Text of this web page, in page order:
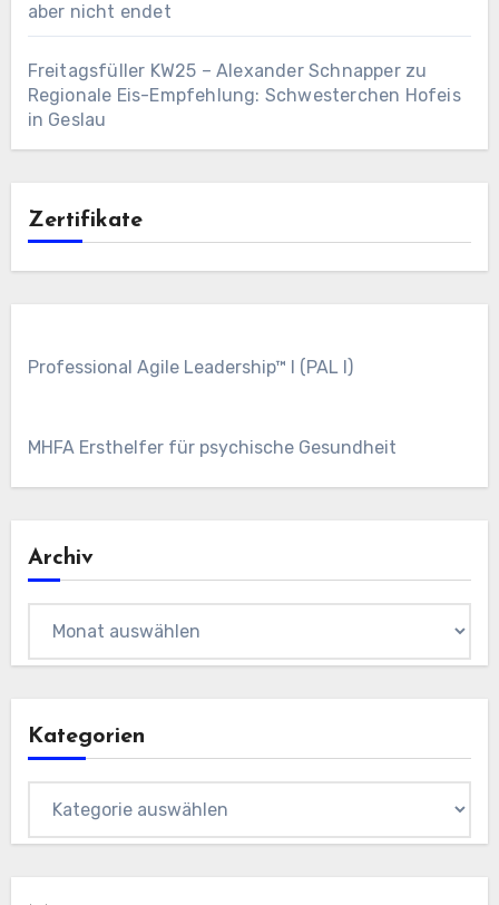
aber nicht endet
Freitagsfüller KW25 – Alexander Schnapperzu
Regionale Eis-Empfehlung: Schwesterchen Hofeis
in Geslau
Zertifikate
Professional Agile Leadership™ I (PAL I)
MHFA Ersthelfer für psychische Gesundheit
Archiv
Kategorien